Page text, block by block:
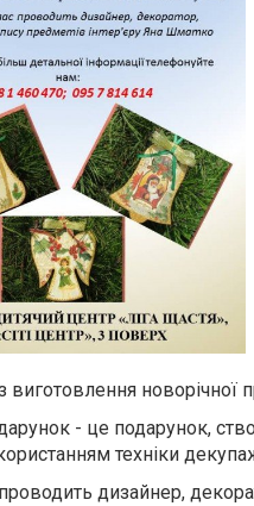
виготовлення новорічної
- це подарунок,
техніки
дизайнер,